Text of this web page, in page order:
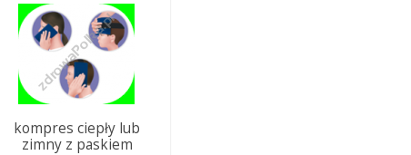
kompres ciepły lub
zimny z paskiem